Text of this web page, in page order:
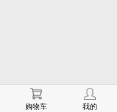
购物车 我的